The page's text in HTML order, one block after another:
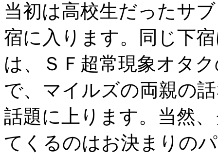
当初は高校生だったサ
宿に入ります。同じ下
は、ＳＦ超常現象オタ
で、マイルズの両親の
話題に上ります。当然
てくるのはお決まりの